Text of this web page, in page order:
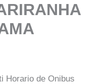
Horario de Onibus